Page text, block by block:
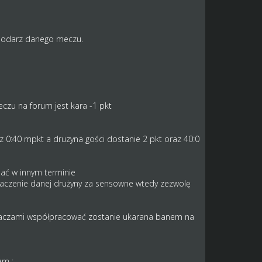
danego meczu.
na forum jest kara -1 pkt
mpkt a druzyna gości dostanie 2 pkt oraz 40:0
w innym terminie
danej drużyny za sensowne wtedy zezwolę
współpracować zostanie ukarana banem na